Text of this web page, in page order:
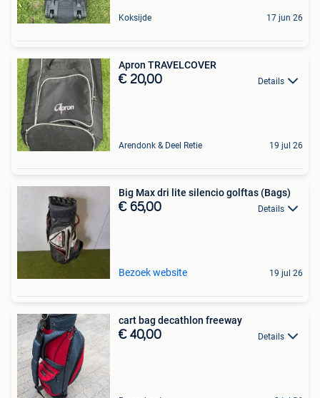
Koksijde 17 jun 26
Apron TRAVELCOVER
€ 20,00 Details
Arendonk & Deel Retie 19 jul 26
Big Max dri lite silencio golftas (Bags)
€ 65,00 Details
Bezoek website 19 jul 26
cart bag decathlon freeway
€ 40,00 Details